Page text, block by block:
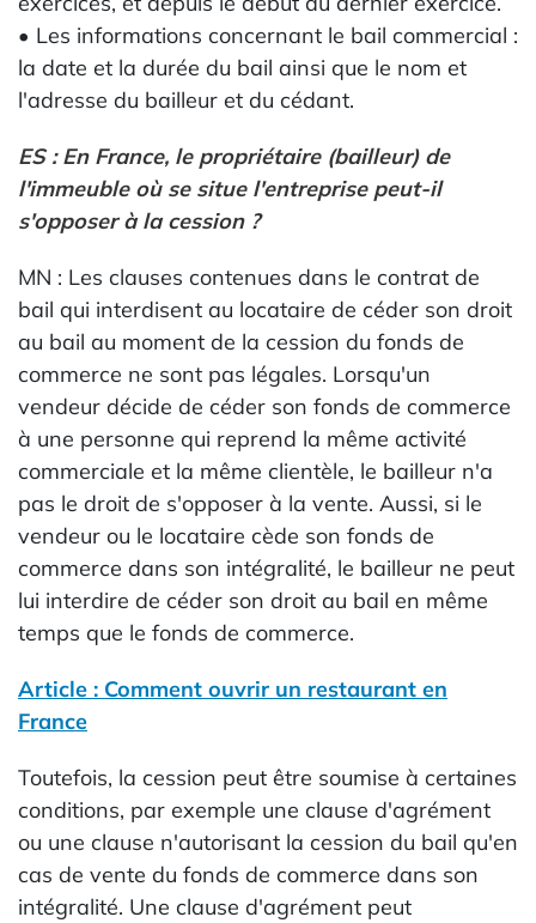
• Les informations concernant le bail commercial :
la date et la durée du bail ainsi que le nom et
l'adresse du bailleur et du cédant.
ES : En France, le propriétaire (bailleur) de
l'immeuble où se situe l'entreprise peut-il
s'opposer à la cession ?
MN : Les clauses contenues dans le contrat de
bail qui interdisent au locataire de céder son droit
au bail au moment de la cession du fonds de
commerce ne sont pas légales. Lorsqu'un
vendeur décide de céder son fonds de commerce
à une personne qui reprend la même activité
commerciale et la même clientèle, le bailleur n'a
pas le droit de s'opposer à la vente. Aussi, si le
vendeur ou le locataire cède son fonds de
commerce dans son intégralité, le bailleur ne peut
lui interdire de céder son droit au bail en même
temps que le fonds de commerce.
Article : Comment ouvrir un restaurant en
France
Toutefois, la cession peut être soumise à certaines
conditions, par exemple une clause d'agrément
ou une clause n'autorisant la cession du bail qu'en
cas de vente du fonds de commerce dans son
intégralité. Une clause d'agrément peut